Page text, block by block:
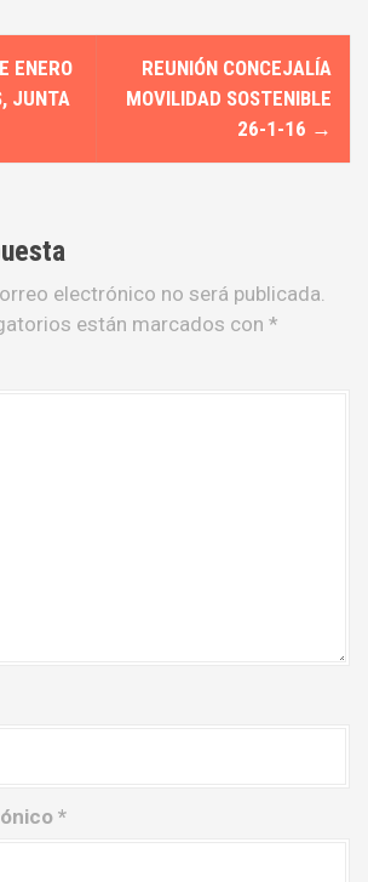
ENERO
JUNTA
REUNIÓN CONCEJALÍA
MOVILIDAD SOSTENIBLE
26-1-16 →
electrónico no será publicada.
están marcados con *
*